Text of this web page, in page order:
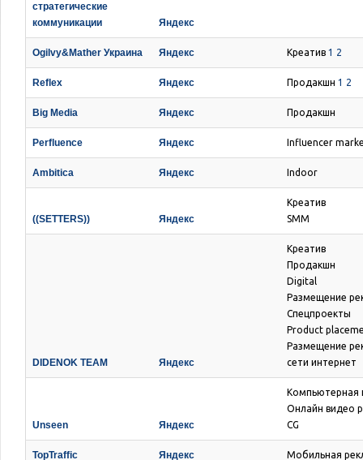
стратегические
коммуникации
Яндекс
Ogilvy&Mather Украина Яндекс Креатив 1 2
Reflex Яндекс Продакшн 1 2
Big Media Яндекс Продакшн
Perfluence Яндекс Influencer
Ambitica Яндекс Indoor
((SETTERS)) Яндекс
Креатив
SMM
DIDENOK TEAM Яндекс
Креатив
Продакшн
Digital
Размещение
Спецпроекты
Product
Размещение
сети интернет
Unseen Яндекс
Компьютерная
Онлайн видео
CG
TopTraffic Яндекс Мобильная